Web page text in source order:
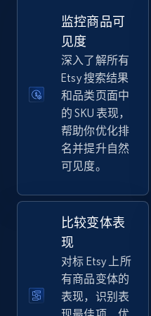
URL, Product id, Title,
Seller reviews,
more.
2.5K+
eBay - Gather data
specified keywords
URL, Product id, Title,
Seller reviews,
more.
监控商品可
见度
深入了解所有
Etsy 搜索结果
和品类页面中
的 SKU 表现，
帮助你优化排
名并提升自然
可见度。
比较变体表
现
对标 Etsy 上所
有商品变体的
表现，识别表